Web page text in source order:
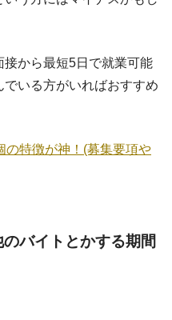
から最短5日で就業可能
いる方がいればおすすめ
の特徴が神！(募集要項や
バイトとかする期間